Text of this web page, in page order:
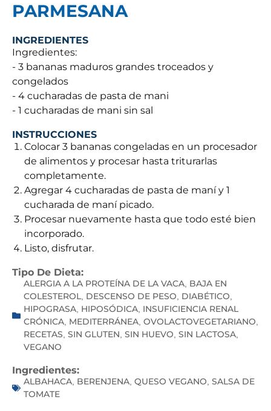
PARMESANA
INGREDIENTES
Ingredientes:
- 3 bananas maduros grandes troceados y
congelados
- 4 cucharadas de pasta de mani
- 1 cucharadas de mani sin sal
INSTRUCCIONES
Colocar 3 bananas congeladas en un procesador
de alimentos y procesar hasta triturarlas
completamente.
Agregar 4 cucharadas de pasta de maní y 1
cucharada de maní picado.
Procesar nuevamente hasta que todo esté bien
incorporado.
Listo, disfrutar.
Tipo De Dieta:
ALERGIA A LA PROTEÍNA DE LA VACA BAJA EN
COLESTEROL DESCENSO DE PESO DIABÉTICO
HIPOGRASA HIPOSÓDICA INSUFICIENCIA RENAL
CRÓNICA MEDITERRÁNEA OVOLACTOVEGETARIANO
RECETAS SIN GLUTEN SIN HUEVO SIN LACTOSA
VEGANO
Ingredientes:
ALBAHACA BERENJENA QUESO VEGANO SALSA DE
TOMATE